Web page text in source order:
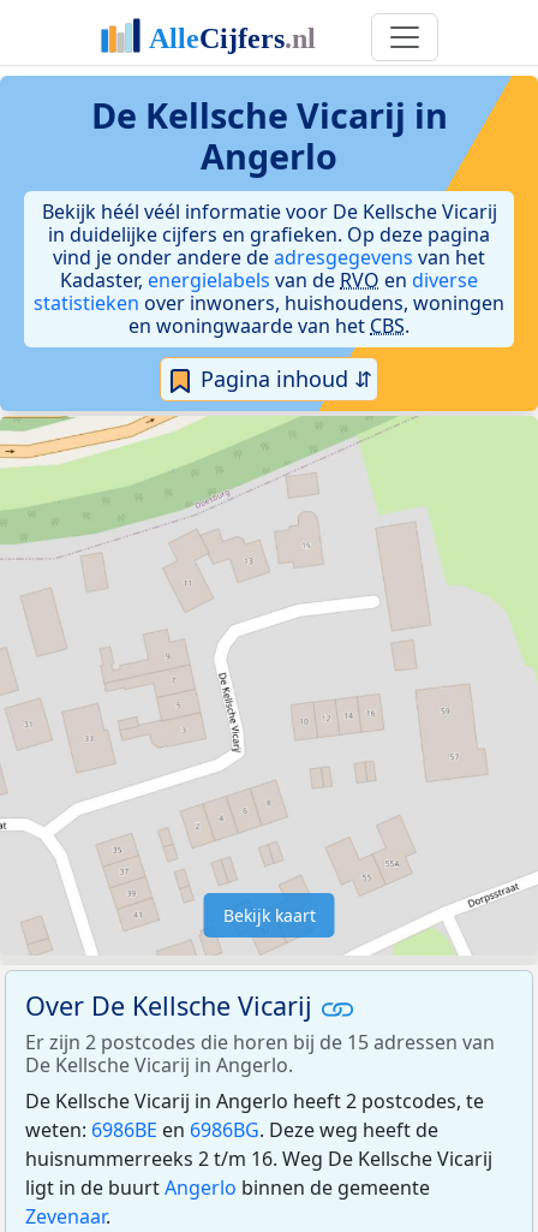
De Kellsche Vicarij in
Angerlo
Bekijk héél véél informatie voor De Kellsche Vicarij
in duidelijke cijfers en grafieken. Op deze pagina
vind je onder andere deadresgegevens van het
Kadaster, energielabels van de RVO en diverse
statistieken over inwoners, huishoudens, woningen
en woningwaarde van het CBS.
Pagina inhoud ⇵
Bekijk kaart
Over De Kellsche Vicarij
Er zijn 2 postcodes die horen bij de 15 adressen van
De Kellsche Vicarij in Angerlo.
De Kellsche Vicarij in Angerlo heeft 2 postcodes, te
weten: 6986BE en 6986BG. Deze weg heeft de
huisnummerreeks 2 t/m 16. Weg De Kellsche Vicarij
ligt in de buurtAngerlo binnen de gemeente
Zevenaar.